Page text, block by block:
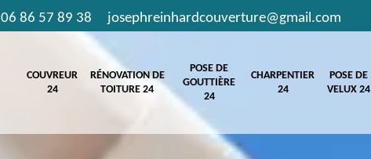
06 86 57 89 38 josephreinhardcouverture@gmail.com
COUVREUR
24
RÉNOVATION DE
TOITURE 24
POSE DE
GOUTTIÈRE
24
CHARPENTIER
24
POSE DE
VELUX 24